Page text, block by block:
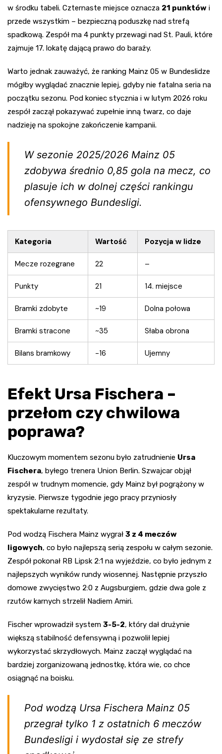
w środku tabeli. Czternaste miejsce oznacza 21 punktów i
przede wszystkim – bezpieczną poduszkę nad strefą
spadkową. Zespół ma 4 punkty przewagi nad St. Pauli, które
zajmuje 17. lokatę dającą prawo do baraży.
Warto jednak zauważyć, że ranking Mainz 05 w Bundeslidze
mógłby wyglądać znacznie lepiej, gdyby nie fatalna seria na
początku sezonu. Pod koniec stycznia i w lutym 2026 roku
zespół zaczął pokazywać zupełnie inną twarz, co daje
nadzieję na spokojne zakończenie kampanii.
W sezonie 2025/2026 Mainz 05
zdobywa średnio 0,85 gola na mecz, co
plasuje ich w dolnej części rankingu
ofensywnego Bundesligi.
Kategoria Wartość Pozycja w lidze
Mecze rozegrane 22 –
Punkty 21 14. miejsce
Bramki zdobyte ~19 Dolna połowa
Bramki stracone ~35 Słaba obrona
Bilans bramkowy -16 Ujemny
Efekt Ursa Fischera –
przełom czy chwilowa
poprawa?
Kluczowym momentem sezonu było zatrudnienie Ursa
Fischera, byłego trenera Union Berlin. Szwajcar objął
zespół w trudnym momencie, gdy Mainz był pogrążony w
kryzysie. Pierwsze tygodnie jego pracy przyniosły
spektakularne rezultaty.
Pod wodzą Fischera Mainz wygrał 3 z 4 meczów
ligowych, co było najlepszą serią zespołu w całym sezonie.
Zespół pokonał RB Lipsk 2:1 na wyjeździe, co było jednym z
najlepszych wyników rundy wiosennej. Następnie przyszło
domowe zwycięstwo 2:0 z Augsburgiem, gdzie dwa gole z
rzutów karnych strzelił Nadiem Amiri.
Fischer wprowadził system 3-5-2, który dał drużynie
większą stabilność defensywną i pozwolił lepiej
wykorzystać skrzydłowych. Mainz zaczął wyglądać na
bardziej zorganizowaną jednostkę, która wie, co chce
osiągnąć na boisku.
Pod wodzą Ursa Fischera Mainz 05
przegrał tylko 1 z ostatnich 6 meczów
Bundesligi i wydostał się ze strefy